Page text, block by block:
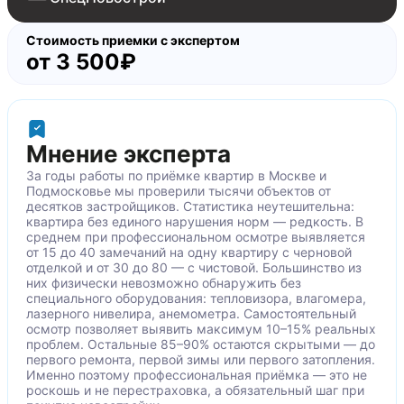
плинтусов к поверхности стены
окалины на напольной плитке у балконного
отслоение штукатурно-шпаклевочного слоя,
трещины под обойными полотнами
складки, заломы на обойном полотне
отслоение обойного полотна
трещина, отслоение штукатурно-шпаклевочного
слоя на поверхности стены
не закреплён люк ревизии в постирочной
механические повреждения на коробе
межкомнатных дверей
царапина на полотне межкомнатной двери
уступы и зазоры между наличниками
зазоры в местах примыкания короба к
напольным покрытиям
механические повреждения, трещина на
Стоимость приемки с экспертом
от 3 500₽
Мнение эксперта
За годы работы по приёмке квартир в Москве и
Подмосковье мы проверили тысячи объектов от
десятков застройщиков. Статистика неутешительна:
квартира без единого нарушения норм — редкость. В
среднем при профессиональном осмотре выявляется
от 15 до 40 замечаний на одну квартиру с черновой
отделкой и от 30 до 80 — с чистовой. Большинство из
них физически невозможно обнаружить без
специального оборудования: тепловизора, влагомера,
лазерного нивелира, анемометра. Самостоятельный
осмотр позволяет выявить максимум 10–15% реальных
проблем. Остальные 85–90% остаются скрытыми — до
первого ремонта, первой зимы или первого затопления.
Именно поэтому профессиональная приёмка — это не
роскошь и не перестраховка, а обязательный шаг при